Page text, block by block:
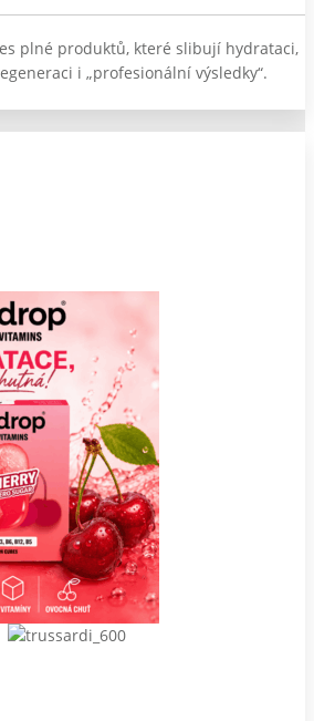
plné produktů, které slibují hydrataci,
i „profesionální výsledky“.